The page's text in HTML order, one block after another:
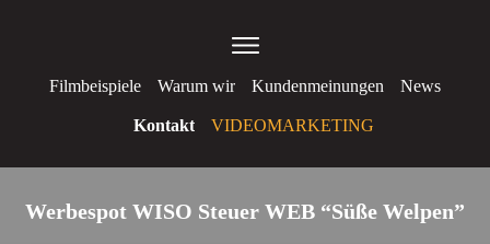
Filmbeispiele Warum wir Kundenmeinungen News
Kontakt VIDEOMARKETING
Werbespot WISO Steuer WEB “Süße Welpen”